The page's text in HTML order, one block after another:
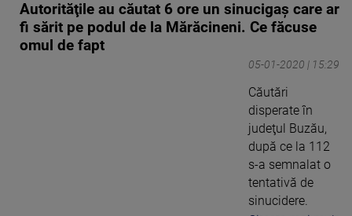
Autorităţile au căutat 6 ore un sinucigaş care ar
fi sărit pe podul de la Mărăcineni. Ce făcuse
omul de fapt
05-01-2020 | 15:29
Căutări
disperate în
judeţul Buzău,
după ce la 112
s-a semnalat o
tentativă de
sinucidere.